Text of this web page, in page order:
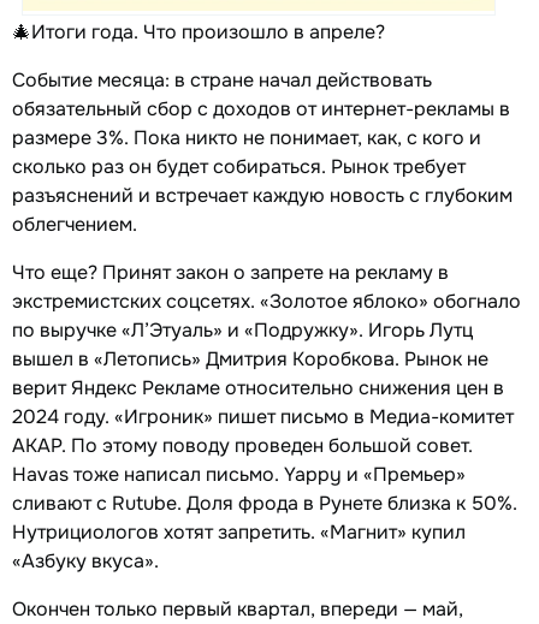
🎄Итоги года. Что произошло в апреле?
Событие месяца: в стране начал действовать
обязательный сбор с доходов от интернет-рекламы в
размере 3%. Пока никто не понимает, как, с кого и
сколько раз он будет собираться. Рынок требует
разъяснений и встречает каждую новость с глубоким
облегчением.
Что еще? Принят закон о запрете на рекламу в
экстремистских соцсетях. «Золотое яблоко» обогнало
по выручке «Л’Этуаль» и «Подружку». Игорь Лутц
вышел в «Летопись» Дмитрия Коробкова. Рынок не
верит Яндекс Рекламе относительно снижения цен в
2024 году. «Игроник» пишет письмо в Медиа-комитет
АКАР. По этому поводу проведен большой совет.
Havas тоже написал письмо. Yappy и «Премьер»
сливают с Rutube. Доля фрода в Рунете близка к 50%.
Нутрициологов хотят запретить. «Магнит» купил
«Азбуку вкуса».
Окончен только первый квартал, впереди — май,